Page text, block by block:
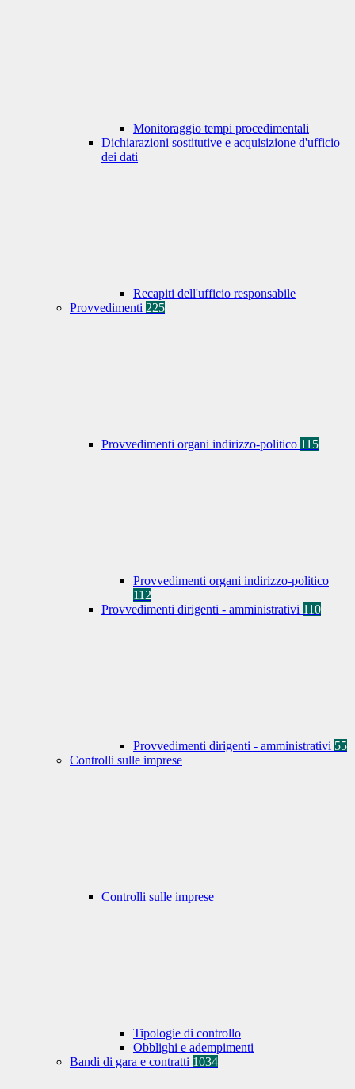
Monitoraggio tempi procedimentali
Dichiarazioni sostitutive e acquisizione d'ufficio
dei dati
Recapiti dell'ufficio responsabile
Provvedimenti 225
Provvedimenti organi indirizzo-politico 115
Provvedimenti organi indirizzo-politico
112
Provvedimenti dirigenti - amministrativi 110
Provvedimenti dirigenti - amministrativi 55
Controlli sulle imprese
Controlli sulle imprese
Tipologie di controllo
Obblighi e adempimenti
Bandi di gara e contratti 1034